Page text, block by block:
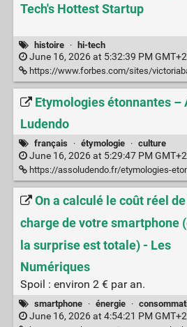
Tech's Hottest Startup
histoire · hi-tech
June 16, 2026 at 5:32:39 PM GMT+2
https://www.forbes.com/sites/victoriabarret/2011/10/18/dropbox-the-inside-
Etymologies étonnantes –
Ludendo
français · étymologie · culture
June 16, 2026 at 5:29:47 PM GMT+2
https://assoludendo.fr/etymologies-
On a calculé le coût réel
charge de votre smartphone
la surprise est totale) - Les
Numériques
Spoil : environ 2 € par an.
smartphone · énergie ·
June 16, 2026 at 4:54:21 PM GMT+2